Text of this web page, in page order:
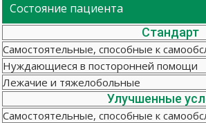
Состояние пациента
Стандарт
Самостоятельные, способные к
Нуждающиеся в посторонней помощи
Лежачие и тяжелобольные
Улучшенные
Самостоятельные, способные к